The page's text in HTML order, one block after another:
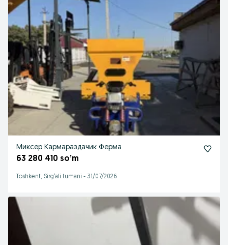
Миксер Кармараздачик Ферма
63 280 410 so’m
Toshkent, Sirg‘ali tumani - 31/07/2026